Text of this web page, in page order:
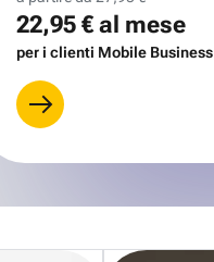
22,95 €al mese
per i clienti Mobile Business